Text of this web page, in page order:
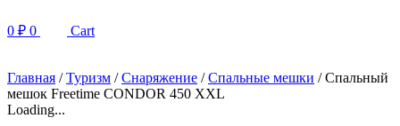
0 ₽ 0 Cart
Главная /Туризм /Снаряжение /Спальные мешки / Спальный
мешок Freetime CONDOR 450 XXL
Loading...